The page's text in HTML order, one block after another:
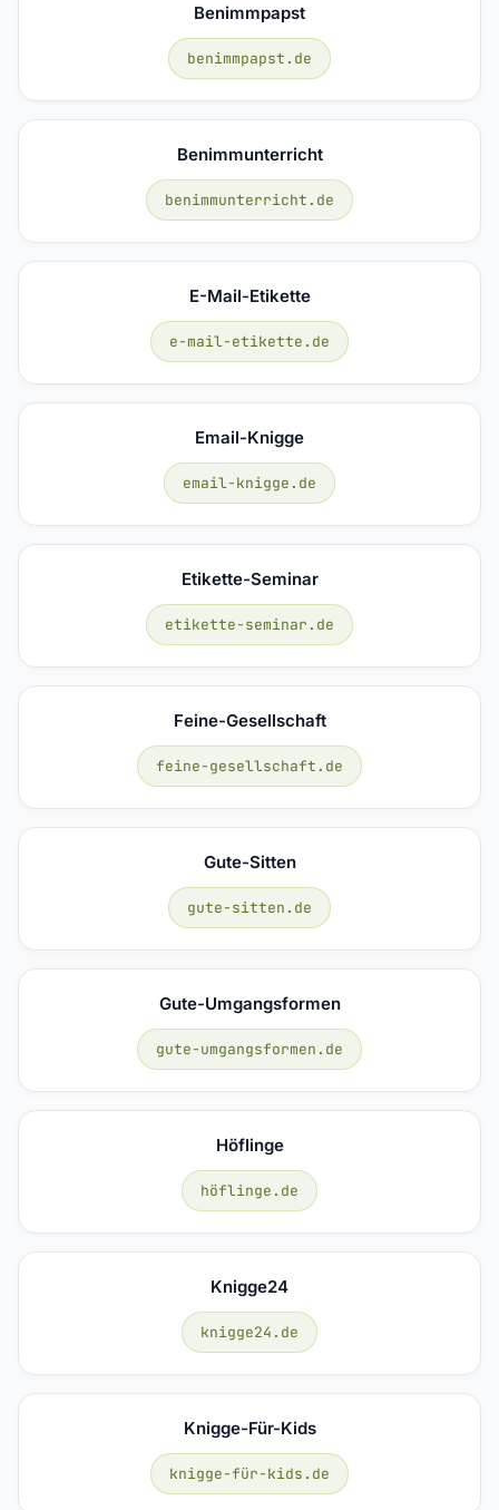
Benimmpapst
benimmpapst.de
Benimmunterricht
benimmunterricht.de
E-Mail-Etikette
e-mail-etikette.de
Email-Knigge
email-knigge.de
Etikette-Seminar
etikette-seminar.de
Feine-Gesellschaft
feine-gesellschaft.de
Gute-Sitten
gute-sitten.de
Gute-Umgangsformen
gute-umgangsformen.de
Höflinge
höflinge.de
Knigge24
knigge24.de
Knigge-Für-Kids
knigge-für-kids.de